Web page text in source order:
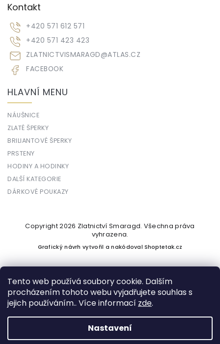
Tento web používá soubory cookie. Dalším
procházením tohoto webu vyjadřujete souhlas s
jejich používáním.. Více informací zde.
Nastavení
Kontakt
ZLATNICTVISMARAGD@ATLAS.CZ
+420 571 612 571
+420 571 423 423
FACEBOOK
HLAVNÍ MENU
NÁUŠNICE
ZLATÉ ŠPERKY
BRILIANTOVÉ ŠPERKY
PRSTENY
HODINY A HODINKY
DALŠÍ KATEGORIE
DÁRKOVÉ POUKAZY
Vytvořil Shoptet
Copyright 2026 Zlatnictví Smaragd. Všechna práva
vyhrazena.
Grafický návrh vytvořil a nakódovalShoptetak.cz
Podle zákona o evidenci tržeb je prodávající povinen vystavit
kupujícímu účtenku. Zároveň je povinen zaevidovat přijatou